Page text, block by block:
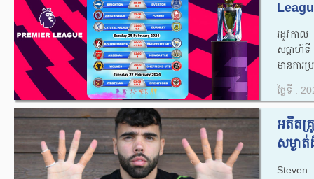
រដូវកា
សប្តាហ៍
មានការ
ថ្ងៃទី :
អតីត​គ្
សម្ងា